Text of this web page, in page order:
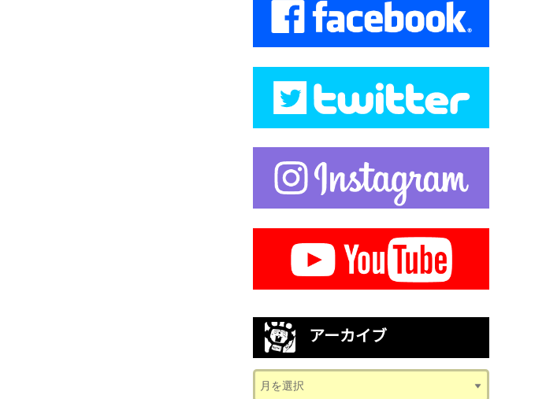
アーカイブ